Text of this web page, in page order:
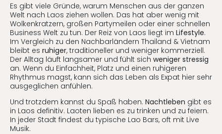
Es gibt viele Gründe, warum Menschen aus der ganzen
Welt nach Laos ziehen wollen. Das hat aber wenig mit
Wolkenkratzern, großen Partymeilen oder einer schnellen
Business Welt zu tun. Der Reiz von Laos liegt im Lifestyle.
Im Vergleich zu den Nachbarländern Thailand & Vietnam
bleibt es ruhiger, traditioneller und weniger kommerziell.
Der Alltag läuft langsamer und fühlt sich weniger stressig
an. Wenn du Einfachheit, Platz und einen ruhigeren
Rhythmus magst, kann sich das Leben als Expat hier sehr
ausgeglichen anfühlen.
Und trotzdem kannst du Spaß haben. Nachtleben gibt es
in Laos definitiv. Laoten lieben es zu trinken und zu feiern.
In jeder Stadt findest du typische Lao Bars, oft mit Live
Musik.